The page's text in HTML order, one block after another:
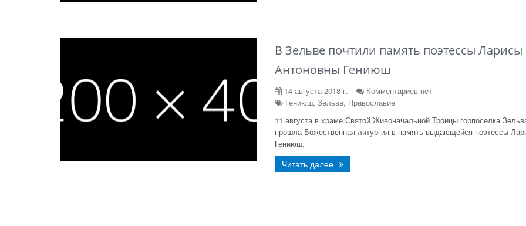
В Зельве почтили память поэтессы Ларисы
Антоновны Гениюш
14 августа 2018 г.
Комментариев нет
Гениюш, Зельва, Православие
11 августа в храме Святой Живоначальной Троицы горпоселка
прошла Божественная литургия в память выдающейся поэтессы
Гениюш.
Читать далее